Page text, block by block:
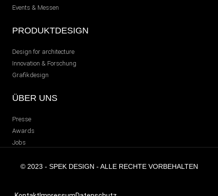
Events & Messen
PRODUKTDESIGN
Design for architecture
Innovation & Forschung
Grafikdesign
ÜBER UNS
Presse
Awards
Jobs
© 2023 - SPEK DESIGN - ALLE RECHTE VORBEHALTEN